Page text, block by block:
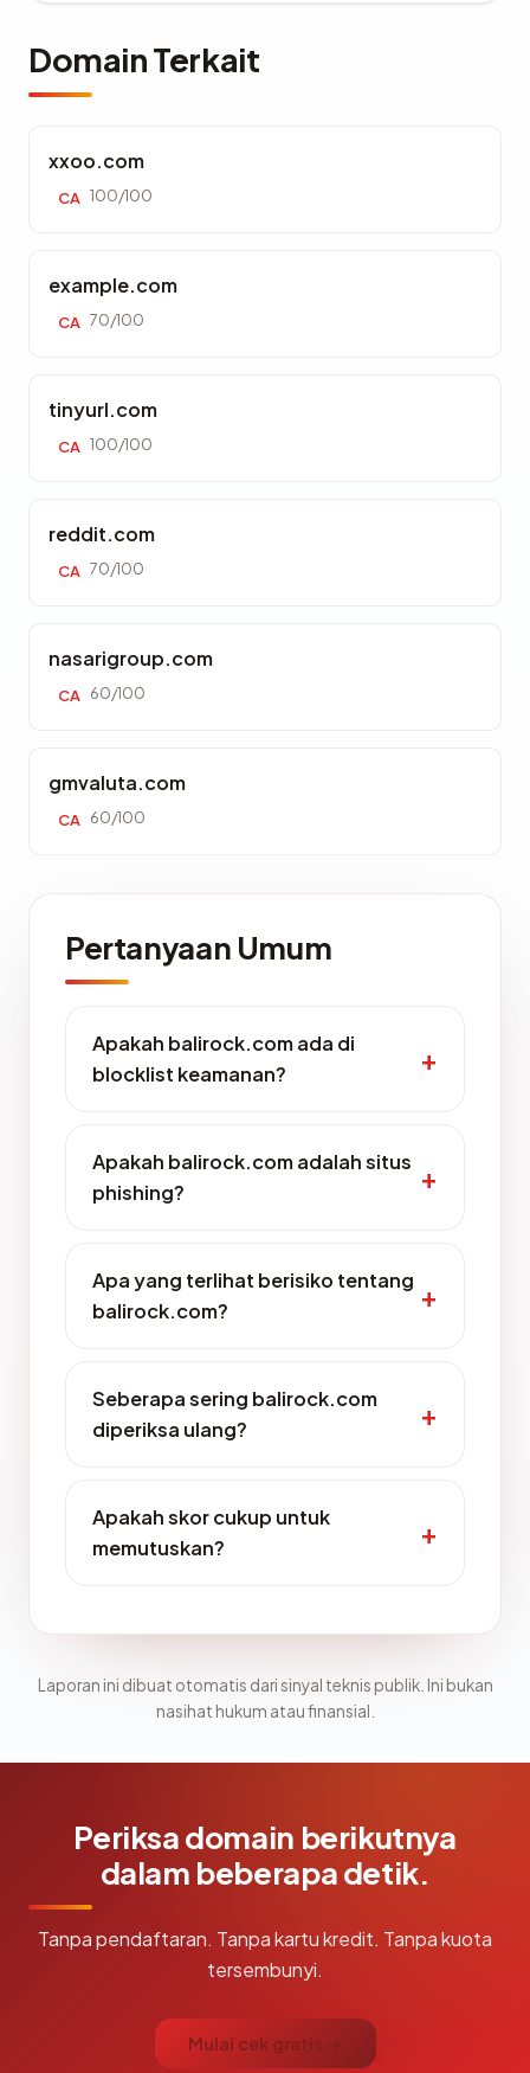
Domain Terkait
xxoo.com
CA 100/100
example.com
CA 70/100
tinyurl.com
CA 100/100
reddit.com
CA 70/100
nasarigroup.com
CA 60/100
gmvaluta.com
CA 60/100
Pertanyaan Umum
Apakah balirock.com ada di
blocklist keamanan?
Apakah balirock.com adalah situs
phishing?
Apa yang terlihat berisiko tentang
balirock.com?
Seberapa sering balirock.com
diperiksa ulang?
Apakah skor cukup untuk
memutuskan?
Laporan ini dibuat otomatis dari sinyal teknis publik. Ini bukan
nasihat hukum atau finansial.
Periksa domain berikutnya
dalam beberapa detik.
Tanpa pendaftaran. Tanpa kartu kredit. Tanpa kuota
tersembunyi.
Mulai cek gratis →